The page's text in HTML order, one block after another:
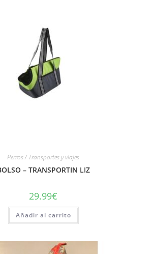
Perros / Transportes y viajes
– TRANSPORTIN LIZ
29.99€
Añadir al carrito